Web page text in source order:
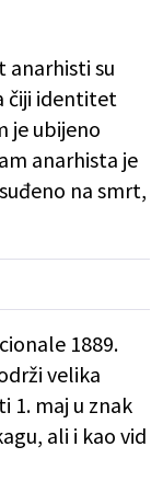
anarhisti su
čiji identitet
je ubijeno
anarhista je
na smrt,
1889.
velika
1. maj u znak
ali i kao vid